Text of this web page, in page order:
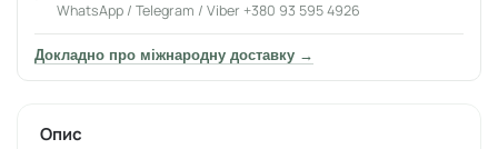
WhatsApp / Telegram / Viber +380 93 595 4926
Докладно про міжнародну доставку →
Опис